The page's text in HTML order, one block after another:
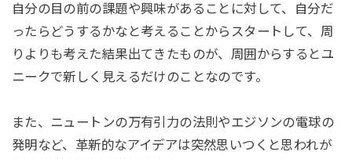
自分の目の前の課題や興味があることに対して、自分だ
ったらどうするかなと考えることからスタートして、周
りよりも考えた結果出てきたものが、周囲からするとユ
ニークで新しく見えるだけのことなのです。
また、ニュートンの万有引力の法則やエジソンの電球の
発明など、革新的なアイデアは突然思いつくと思われが